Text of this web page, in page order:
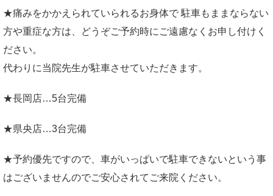
★痛みをかかえられていられるお身体で 駐車もままならない
方や重症な方は、どうぞご予約時にご遠慮なくお申し付けく
ださい。
代わりに当院先生が駐車させていただきます。
★長岡店…5台完備
★県央店…3台完備
★予約優先ですので、車がいっぱいで駐車できないという事
はございませんのでご安心されてご来院ください。